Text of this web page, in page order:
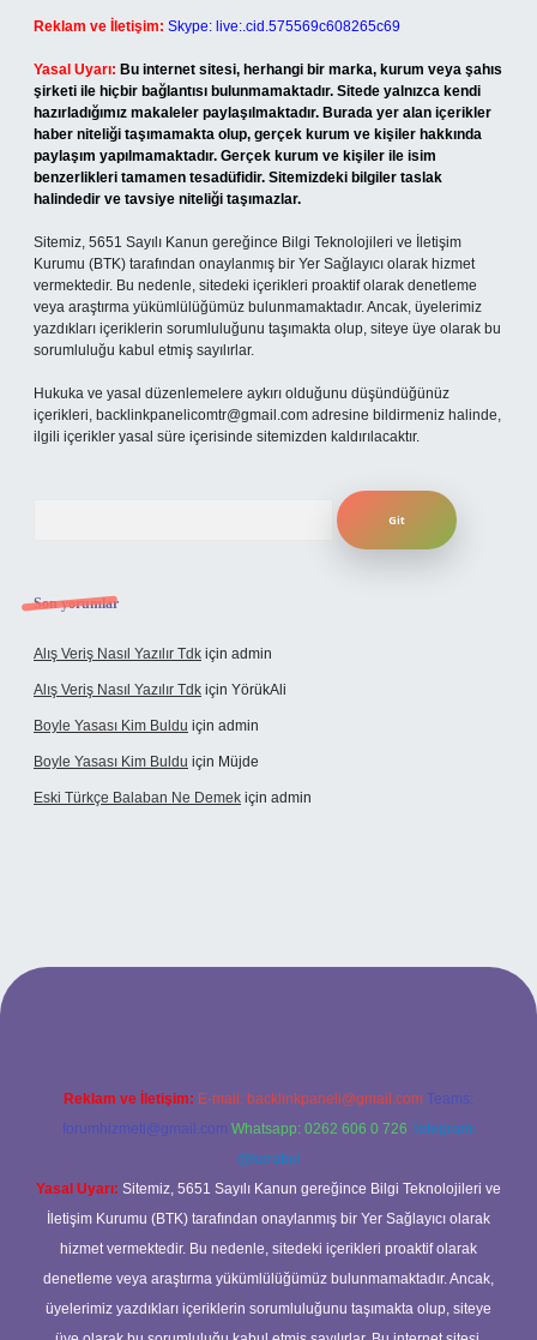
Reklam ve İletişim: Skype: live:.cid.575569c608265c69
Yasal Uyarı: Bu internet sitesi, herhangi bir marka, kurum veya şahıs
şirketi ile hiçbir bağlantısı bulunmamaktadır. Sitede yalnızca kendi
hazırladığımız makaleler paylaşılmaktadır. Burada yer alan içerikler
haber niteliği taşımamakta olup, gerçek kurum ve kişiler hakkında
paylaşım yapılmamaktadır. Gerçek kurum ve kişiler ile isim
benzerlikleri tamamen tesadüfidir. Sitemizdeki bilgiler taslak
halindedir ve tavsiye niteliği taşımazlar.
Sitemiz, 5651 Sayılı Kanun gereğince Bilgi Teknolojileri ve İletişim
Kurumu (BTK) tarafından onaylanmış bir Yer Sağlayıcı olarak hizmet
vermektedir. Bu nedenle, sitedeki içerikleri proaktif olarak denetleme
veya araştırma yükümlülüğümüz bulunmamaktadır. Ancak, üyelerimiz
yazdıkları içeriklerin sorumluluğunu taşımakta olup, siteye üye olarak bu
sorumluluğu kabul etmiş sayılırlar.
Hukuka ve yasal düzenlemelere aykırı olduğunu düşündüğünüz
içerikleri, backlinkpanelicomtr@gmail.com adresine bildirmeniz halinde,
ilgili içerikler yasal süre içerisinde sitemizden kaldırılacaktır.
Son yorumlar
Alış Veriş Nasıl Yazılır Tdk için admin
Alış Veriş Nasıl Yazılır Tdk için YörükAli
Boyle Yasası Kim Buldu için admin
Boyle Yasası Kim Buldu için Müjde
Eski Türkçe Balaban Ne Demek için admin
Reklam ve İletişim: E-mail: backlinkpaneli@gmail.com Teams:
forumhizmeti@gmail.com Whatsapp: 0262 606 0 726 Telegram:
@karabul
Yasal Uyarı: Sitemiz, 5651 Sayılı Kanun gereğince Bilgi Teknolojileri ve
İletişim Kurumu (BTK) tarafından onaylanmış bir Yer Sağlayıcı olarak
hizmet vermektedir. Bu nedenle, sitedeki içerikleri proaktif olarak
denetleme veya araştırma yükümlülüğümüz bulunmamaktadır. Ancak,
üyelerimiz yazdıkları içeriklerin sorumluluğunu taşımakta olup, siteye